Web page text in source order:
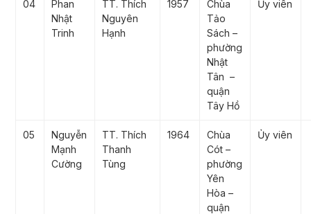
04
Phan
Nhật
Trinh
TT. Thích
Nguyên
Hạnh
1957
Chùa
Tảo
Sách –
phường
Nhật
Tân –
quận
Tây Hồ
Ủy viên
05
Nguyễn
Mạnh
Cường
TT. Thích
Thanh
Tùng
1964
Chùa
Cót –
phường
Yên
Hòa –
quận
Ủy viên